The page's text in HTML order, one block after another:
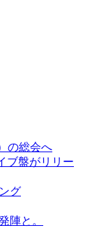
の総会へ
ブ盤がリリー
グ
陣と。